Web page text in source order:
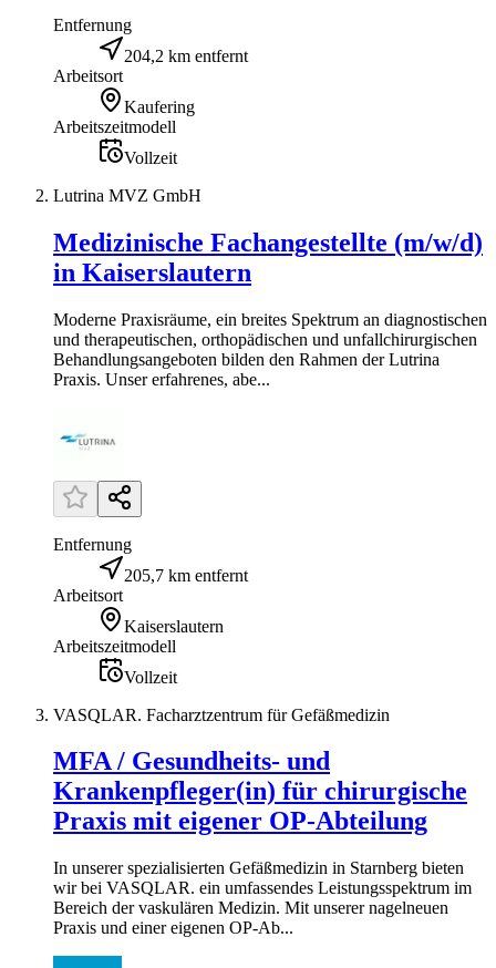
Entfernung
204,2 km entfernt
Arbeitsort
Kaufering
Arbeitszeitmodell
Vollzeit
Lutrina MVZ GmbH
Medizinische Fachangestellte (m/w/d)
in Kaiserslautern
Moderne Praxisräume, ein breites Spektrum an diagnostischen
und therapeutischen, orthopädischen und unfallchirurgischen
Behandlungsangeboten bilden den Rahmen der Lutrina
Praxis. Unser erfahrenes, abe...
Entfernung
205,7 km entfernt
Arbeitsort
Kaiserslautern
Arbeitszeitmodell
Vollzeit
VASQLAR. Facharztzentrum für Gefäßmedizin
MFA / Gesundheits- und
Krankenpfleger(in) für chirurgische
Praxis mit eigener OP-Abteilung
In unserer spezialisierten Gefäßmedizin in Starnberg bieten
wir bei VASQLAR. ein umfassendes Leistungsspektrum im
Bereich der vaskulären Medizin. Mit unserer nagelneuen
Praxis und einer eigenen OP-Ab...